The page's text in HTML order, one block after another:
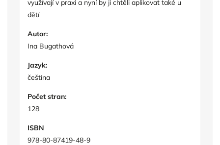
využívají v praxi a nyní by ji chtěli aplikovat také u
dětí
Autor:
Ina Bugathová
Jazyk:
čeština
Počet stran:
128
ISBN
978-80-87419-48-9